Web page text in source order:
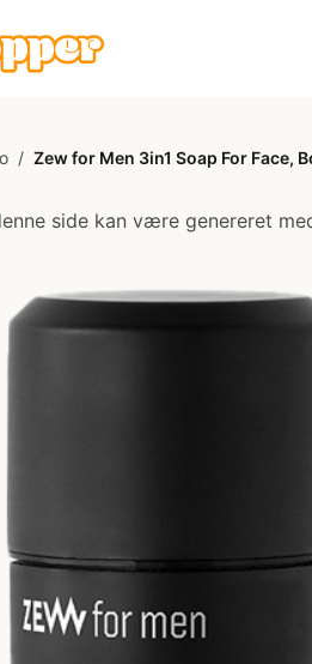
/ Zew for Men 3in1 Soap For Face,
side kan være genereret